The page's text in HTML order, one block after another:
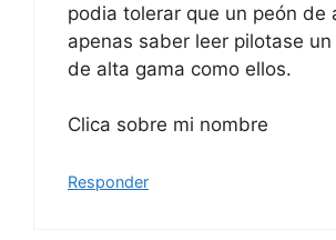
podia tolerar que un peón de
apenas saber leer pilotase
de alta gama como ellos.
Clica sobre mi nombre
Responder